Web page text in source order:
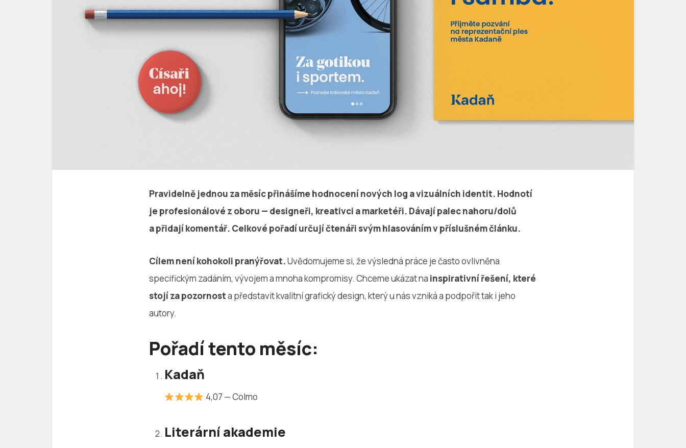
Pravidelně jednou za měsíc přinášíme hodnocení nových log a vizuálních identit. Hodnotí
je profesionálové z oboru — designeři, kreativci a marketéři. Dávají palec nahoru/dolů
a přidají komentář. Celkové pořadí určují čtenáři svým hlasováním v příslušném článku.
Cílem není kohokoli pranýřovat.Uvědomujeme si, že výsledná práce je často ovlivněna
specifickým zadáním, vývojem a mnoha kompromisy. Chceme ukázat na inspirativní řešení, které
stojí za pozornosta představit kvalitní grafický design, který u nás vzniká a podpořit tak i jeho
autory.
Pořadí tento měsíc:
Kadaň
4,07 — Colmo
Literární akademie